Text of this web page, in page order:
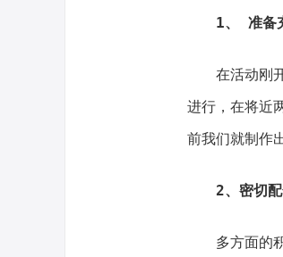
1、 准备
在活动刚
进行，在将近
前我们就制作
2、密切
多方面的